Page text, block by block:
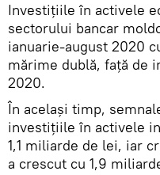
Investițiile în activele
sectorului bancar
ianuarie-august 2020
mărime dublă, față de
2020.
În același timp,
investițiile în activele
1,1 miliarde de lei, iar
a crescut cu 1,9